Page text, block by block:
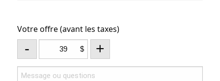
Votre offre (avant les taxes)
- $ +